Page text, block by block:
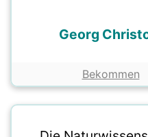
Georg
Bekommen